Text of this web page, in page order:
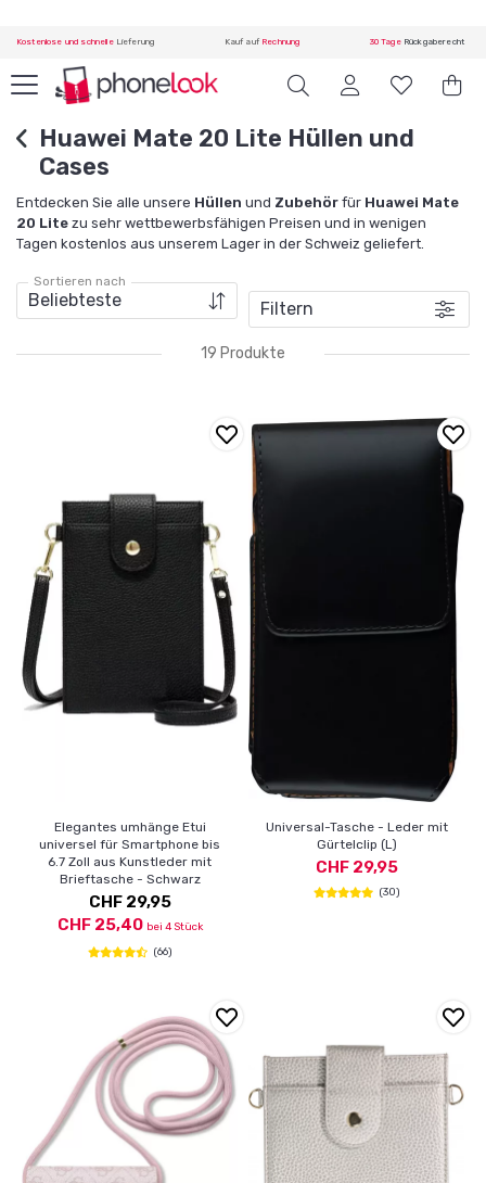
Kostenlose und schnelleLieferung Kauf auf Rechnung 30 TageRückgaberecht
Huawei Mate 20 Lite Hüllen und
Cases
Entdecken Sie alle unsere Hüllen und Zubehör für Huawei Mate
20 Lite zu sehr wettbewerbsfähigen Preisen und in wenigen
Tagen kostenlos aus unserem Lager in der Schweiz geliefert.
Sortieren nach
Filtern
19 Produkte
Elegantes umhänge Etui
universel für Smartphone bis
6.7 Zoll aus Kunstleder mit
Brieftasche - Schwarz
CHF 29,95
CHF 25,40 bei 4 Stück
(66)
Universal-Tasche - Leder mit
Gürtelclip (L)
CHF 29,95
(30)